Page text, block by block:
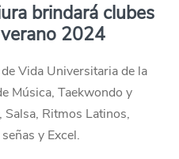
brindará clubes
2024
Vida Universitaria de la
Música, Taekwondo y
Salsa, Ritmos Latinos,
y Excel.